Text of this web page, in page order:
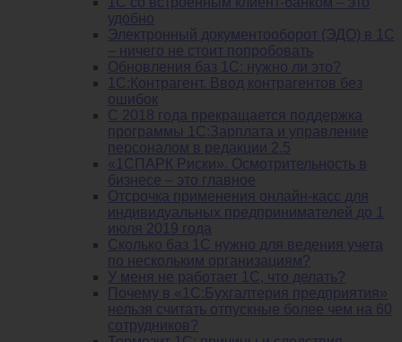
удобно
Электронный документооборот (ЭДО) в 1С
– ничего не стоит попробовать
Обновления баз 1С: нужно ли это?
1С:Контрагент. Ввод контрагентов без
ошибок
С 2018 года прекращается поддержка
программы 1С:Зарплата и управление
персоналом в редакции 2.5
«1СПАРК Риски». Осмотрительность в
бизнесе – это главное
Отсрочка применения онлайн-касс для
индивидуальных предпринимателей до 1
июля 2019 года
Сколько баз 1C нужно для ведения учета
по нескольким организациям?
У меня не работает 1С, что делать?
Почему в «1С:Бухгалтерия предприятия»
нельзя считать отпускные более чем на 60
сотрудников?